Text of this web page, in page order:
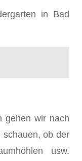
in Bad
gehen wir nach
schauen, ob der
usw.